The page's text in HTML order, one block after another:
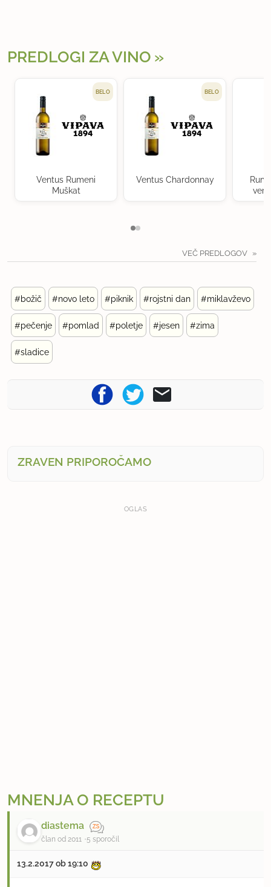
PREDLOGI ZA VINO
BELO
Ventus Rumeni
Muškat
BELO
Ventus Chardonnay
VEČ PREDLOGOV
#božič #novo leto #piknik #rojstni dan #miklavževo
#pečenje #pomlad #poletje #jesen #zima
#sladice
ZRAVEN PRIPOROČAMO
OGLAS
MNENJA O RECEPTU
diastema
član od 2011 5 sporočil
13.2.2017 ob 19:10